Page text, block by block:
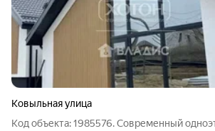
Ковыльная улица
Код объекта: 1985576. Современный